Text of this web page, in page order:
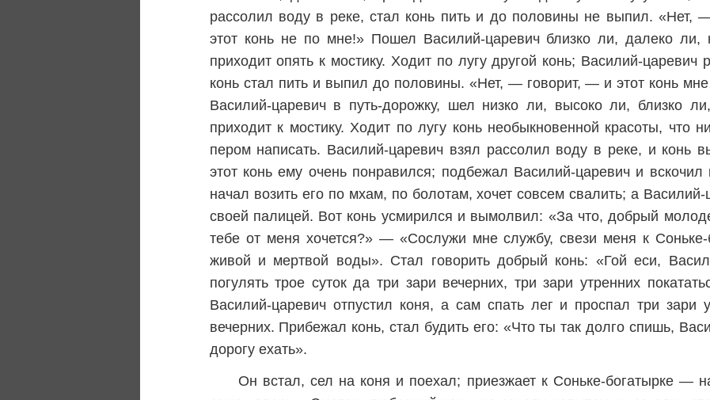
рассолил воду в реке, стал конь пить и до половины не выпил. «Нет,
этот конь не по мне!» Пошел Василий-царевич близко ли, далеко ли,
приходит опять к мостику. Ходит по лугу другой конь; Василий-царевич
конь стал пить и выпил до половины. «Нет, — говорит, — и этот конь
Василий-царевич в путь-дорожку, шел низко ли, высоко ли, близко
приходит к мостику. Ходит по лугу конь необыкновенной красоты, что
пером написать. Василий-царевич взял рассолил воду в реке, и конь
этот конь ему очень понравился; подбежал Василий-царевич и
начал возить его по мхам, по болотам, хочет совсем свалить; а Василий-
своей палицей. Вот конь усмирился и вымолвил: «За что, добрый
тебе от меня хочется?» — «Сослужи мне службу, свези меня к
живой и мертвой воды». Стал говорить добрый конь: «Гой еси,
погулять трое суток да три зари вечерних, три зари утренних
Василий-царевич отпустил коня, а сам спать лег и проспал три зари
вечерних. Прибежал конь, стал будить его: «Что ты так долго спишь,
дорогу ехать».
Он встал, сел на коня и поехал; приезжает к Соньке-богатырке —